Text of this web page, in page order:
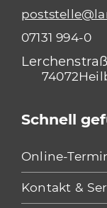
74072
07131 994-0
Schnell
Online-
Kontakt &